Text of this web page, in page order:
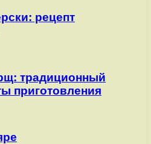
рецепт
традиционный
приготовления